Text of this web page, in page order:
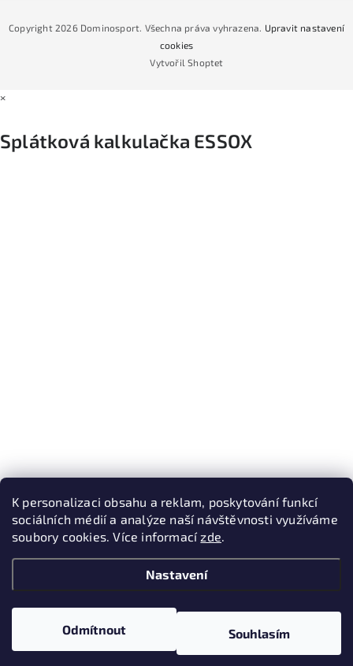
K personalizaci obsahu a reklam, poskytování funkcí
sociálních médií a analýze naší návštěvnosti využíváme
soubory cookies. Více informacízde.
Nastavení
Odmítnout Souhlasím
Podmínky nákupu na splátky ESSOX
Vytvořil Shoptet
Copyright 2026 Dominosport. Všechna práva vyhrazena. Upravit nastavení
cookies
×
Splátková kalkulačka ESSOX